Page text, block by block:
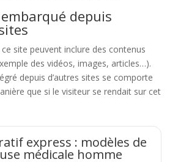
depuis
site peuvent inclure des contenus
des vidéos, images, articles…).
depuis d’autres sites se comporte
que si le visiteur se rendait sur cet
express : modèles de
médicale homme